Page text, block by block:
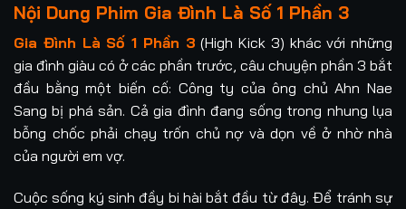
Tập 30
Tập 33 Tập 34 Tập 35 Tập 36
Tập 37 Tập 38 Tập 39 Tập 40
Tập 41
Tập 45 Tập 46 Tập 47 Tập 48
Nội Dung Phim Gia Đình Là Số 1 Phần 3
Gia Đình Là Số 1 Phần 3 (High Kick 3) khác với những
gia đình giàu có ở các phần trước, câu chuyện phần 3 bắt
đầu bằng một biến cố: Công ty của ông chủ Ahn Nae
Sang bị phá sản. Cả gia đình đang sống trong nhung lụa
bỗng chốc phải chạy trốn chủ nợ và dọn về ở nhờ nhà
của người em vợ.
Cuộc sống ký sinh đầy bi hài bắt đầu từ đây. Để tránh sự